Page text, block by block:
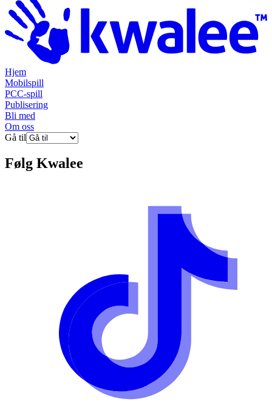
Hjem
Mobilspill
PCC-spill
Publisering
Bli med
Om oss
Gå til
Følg Kwalee